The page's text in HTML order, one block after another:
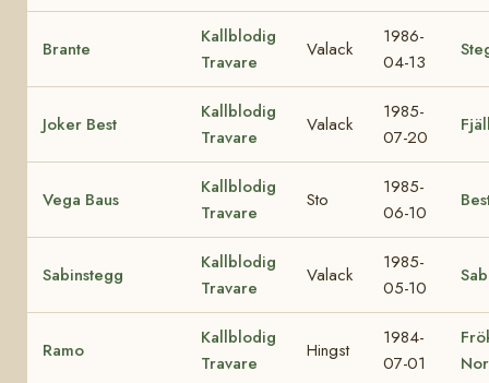
Brante
Kallblodig
Travare
Valack
1986-
04-13
Joker Best
Kallblodig
Travare
Valack
1985-
07-20
Vega Baus
Kallblodig
Travare
Sto
1985-
06-10
Sabinstegg
Kallblodig
Travare
Valack
1985-
05-10
Ramo
Kallblodig
Travare
Hingst
1984-
07-01